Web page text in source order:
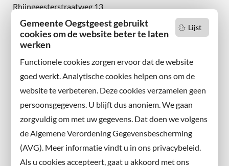
Lijst
Gemeente Oegstgeest gebruikt
cookies om de website beter te laten
werken
Functionele cookies zorgen ervoor dat de website
goed werkt. Analytische cookies helpen ons om de
website te verbeteren. Deze cookies verzamelen geen
persoonsgegevens. U blijft dus anoniem. We gaan
zorgvuldig om met uw gegevens. Dat doen we volgens
de Algemene Verordening Gegevensbescherming
(AVG). Meer informatie vindt u in ons privacybeleid.
Als u cookies accepteert, gaat u akkoord met ons
Rhijngeesterstraatweg 13
2342 AN Oegstgeest
Wilt u niets missen?
en volg ons ook op sociale media.
Facebook
X
Instagram
Contact met de gemeente